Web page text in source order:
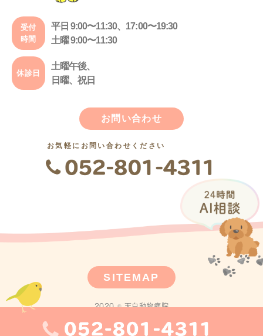
受付
時間
平日 9:00〜11:30、17:00〜19:30
土曜 9:00〜11:30
休診日
土曜午後、
日曜、祝日
お問い合わせ
お気軽にお問い合わせください
SITEMAP
2020 © 天白動物病院